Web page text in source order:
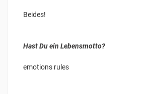
Beides!
Hast Du ein Lebensmotto?
emotions rules